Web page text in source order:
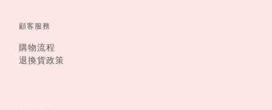
顧客服務
購物流程
退換貨政策